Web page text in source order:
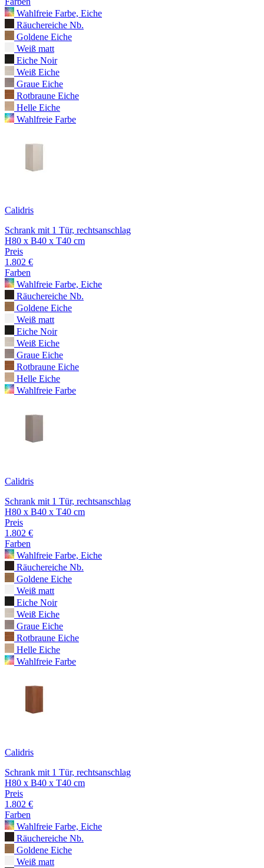
Wahlfreie Farbe, Eiche
Räuchereiche Nb.
Goldene Eiche
Weiß matt
Eiche Noir
Weiß Eiche
Graue Eiche
Rotbraune Eiche
Helle Eiche
Wahlfreie Farbe
Calidris
Schrank mit 1 Tür, rechtsanschlag
H80 x B40 x T40 cm
Preis
1.802 €
Farben
Wahlfreie Farbe, Eiche
Räuchereiche Nb.
Goldene Eiche
Weiß matt
Eiche Noir
Weiß Eiche
Graue Eiche
Rotbraune Eiche
Helle Eiche
Wahlfreie Farbe
Calidris
Schrank mit 1 Tür, rechtsanschlag
H80 x B40 x T40 cm
Preis
1.802 €
Farben
Wahlfreie Farbe, Eiche
Räuchereiche Nb.
Goldene Eiche
Weiß matt
Eiche Noir
Weiß Eiche
Graue Eiche
Rotbraune Eiche
Helle Eiche
Wahlfreie Farbe
Calidris
Schrank mit 1 Tür, rechtsanschlag
H80 x B40 x T40 cm
Preis
1.802 €
Farben
Wahlfreie Farbe, Eiche
Räuchereiche Nb.
Goldene Eiche
Weiß matt